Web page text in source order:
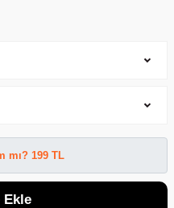
mı? 199 TL
Ekle